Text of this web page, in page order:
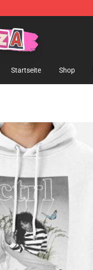
Startseite Shop